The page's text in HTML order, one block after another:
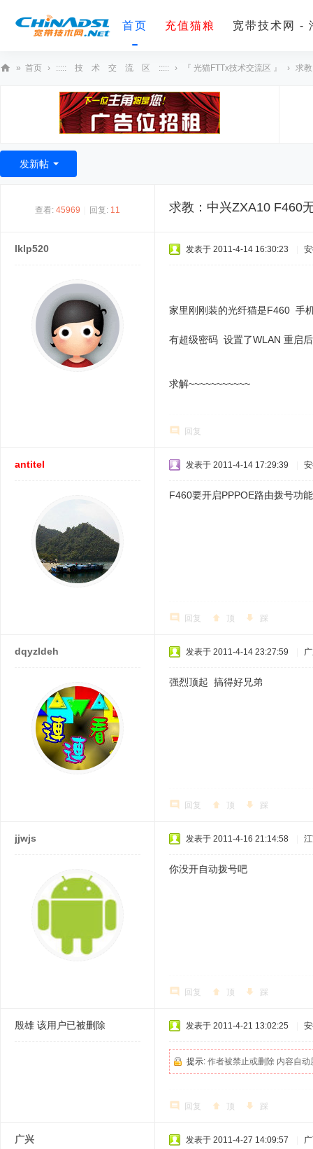
首页 充值猫粮 宽带技术网 -
术
» 首页 › ::::: 技 术 交 流 区 ::::: › 『 光猫FTTx技术交流区 』 › 求
发新帖
查看: 45969 回复: 11 求教：中兴ZXA10 F460
lklp520 发表于 2011-4-14 16:30:23
家里刚刚装的光纤猫是F460 手
有超级密码 设置了WLAN 重启
求解~~~~~~~~~~~
回复
antitel 发表于 2011-4-14 17:29:39
F460要开启PPPOE路由拨号功
回复 顶 踩
dqyzldeh 发表于 2011-4-14 23:27:59
强烈顶起 搞得好兄弟
回复 顶 踩
jjwjs 发表于 2011-4-16 21:14:58
你没开自动拨号吧
回复 顶 踩
殷雄 该用户已被删除 发表于 2011-4-21 13:02:25
提示: 作者被禁止或删除 内容自动
回复 顶 踩
广兴 发表于 2011-4-27 14:09:57